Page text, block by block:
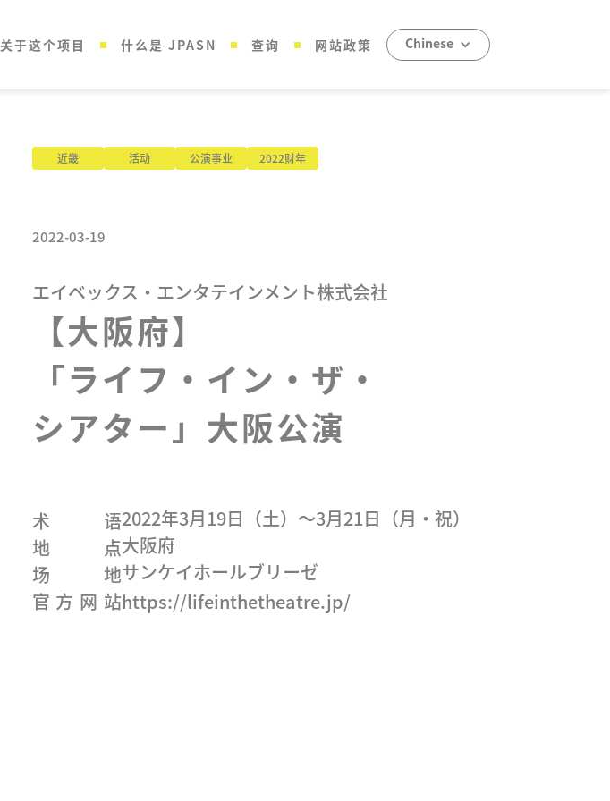
关于这个项目 什么是 JPASN 查询 网站政策 Chinese
近畿 活动 公演事业 2022财年
2022-03-19
エイベックス・エンタテインメント株式会社
【大阪府】
「ライフ・イン・ザ・
シアター」大阪公演
术语2022年3月19日（土）～3月21日（月・祝）
地点大阪府
场地サンケイホールブリーゼ
官方网站https://lifeinthetheatre.jp/